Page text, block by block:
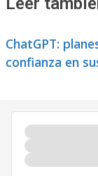
ChatGPT:
confianza en